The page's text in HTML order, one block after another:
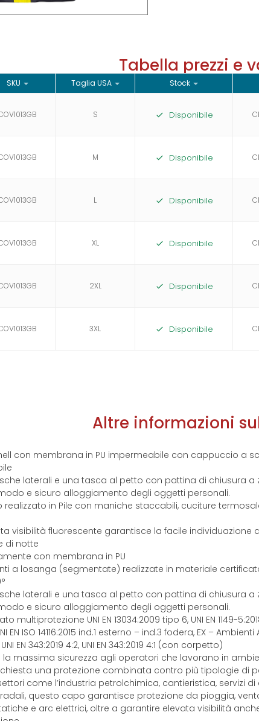
Tabella prezzi e
SKU Taglia USA Stock
S Disponibile
M Disponibile
L Disponibile
XL Disponibile
2XL Disponibile
3XL Disponibile
Altre informazioni
con membrana in PU impermeabile con cappuccio a
laterali e una tasca al petto con pattina di chiusura a
e sicuro alloggiamento degli oggetti personali.
realizzato in Pile con maniche staccabili, cuciture
visibilità fluorescente garantisce la facile individuazione
di notte
con membrana in PU
a losanga (segmentate) realizzate in materiale
laterali e una tasca al petto con pattina di chiusura a
e sicuro alloggiamento degli oggetti personali.
multiprotezione UNI EN 13034:2009 tipo 6, UNI EN 1149-
EN ISO 14116:2015 ind.1 esterno – ind.3 fodera, EX – Ambienti
EN 343:2019 4:2, UNI EN 343:2019 4:1 (con corpetto)
la massima sicurezza agli operatori che lavorano in
una protezione combinata contro più tipologie di
come l’industria petrolchimica, cantieristica, servizi
questo capo garantisce protezione da pioggia,
e arc elettrici, oltre a garantire elevata visibilità